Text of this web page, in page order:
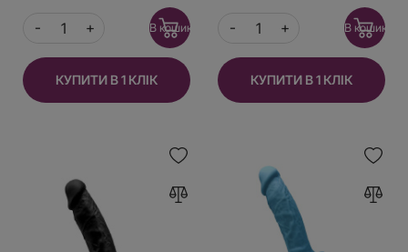
В кошик
КУПИТИ В 1 КЛІК
В кошик
КУПИТИ В 1 КЛІК